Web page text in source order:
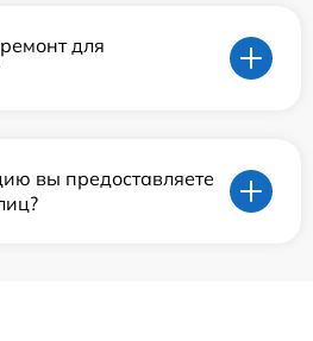
для
вы предоставляете